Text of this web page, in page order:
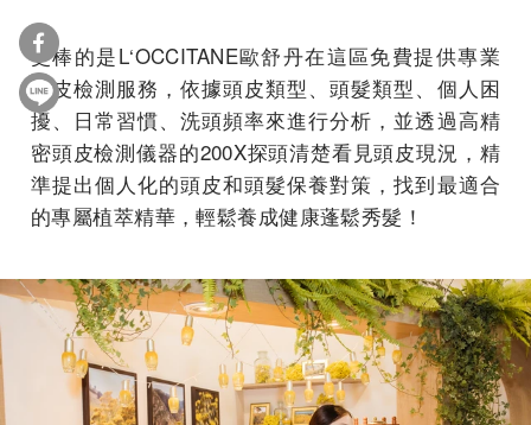
更棒的是L‘OCCITANE歐舒丹在這區免費提供專業
頭皮檢測服務，依據頭皮類型、頭髮類型、個人困
擾、日常習慣、洗頭頻率來進行分析，並透過高精
密頭皮檢測儀器的200X探頭清楚看見頭皮現況，精
準提出個人化的頭皮和頭髮保養對策，找到最適合
的專屬植萃精華，輕鬆養成健康蓬鬆秀髮！